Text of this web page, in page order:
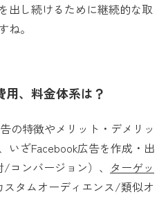
出し続けるために継続的な取
ね。
、料金体系は？
の特徴やメリット・デメリッ
いざFacebook広告を作成・出
/コンバージョン）、 ターゲッ
スタムオーディエンス/類似オ